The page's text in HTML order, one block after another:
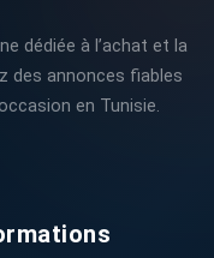
dédiée à l’achat et la
des annonces fiables
en Tunisie.